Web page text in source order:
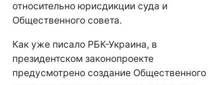
относительно юрисдикции суда и
Общественного совета.
Как уже писало РБК-Украина, в
президентском законопроекте
предусмотрено создание Общественного